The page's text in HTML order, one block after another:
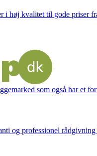
høj kvalitet til gode priser
som også har et
og professionel